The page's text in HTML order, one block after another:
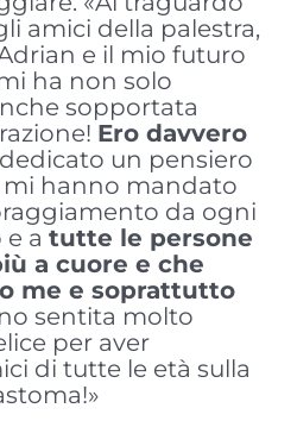
amici della palestra,
e il mio futuro
ha non solo
sopportata
Ero davvero
un pensiero
mi hanno mandato
da ogni
a tutte le persone
a cuore e che
me e soprattutto
sentita molto
per aver
di tutte le età sulla